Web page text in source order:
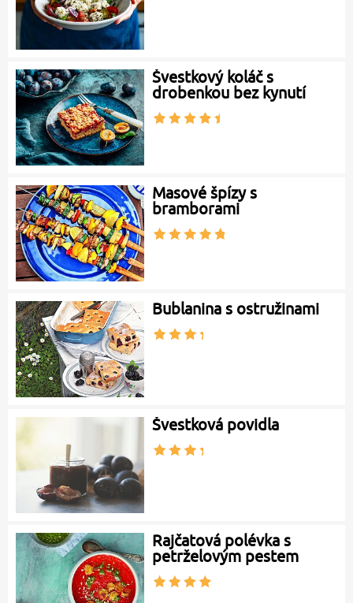
Švestkový koláč s
drobenkou bez kynutí
Masové špízy s
bramborami
Bublanina s ostružinami
Švestková povidla
Rajčatová polévka s
petrželovým pestem